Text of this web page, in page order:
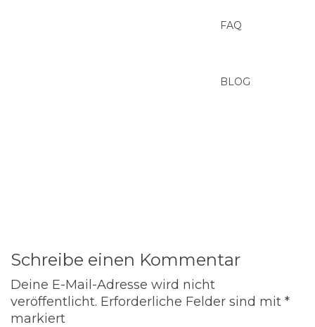
FAQ
BLOG
Schreibe einen Kommentar
Deine E-Mail-Adresse wird nicht
veröffentlicht. Erforderliche Felder sind mit *
markiert